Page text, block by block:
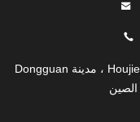
رقم 48 ، شارع Baihao الصناعي ، مدينة Houjie ، مدينة Dongguan